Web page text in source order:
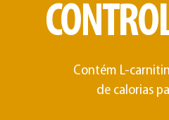
Contém L-
de calorias